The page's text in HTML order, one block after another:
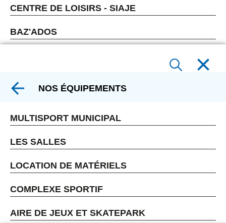
CENTRE DE LOISIRS - SIAJE
BAZ'ADOS
NOS ÉQUIPEMENTS
MULTISPORT MUNICIPAL
LES SALLES
LOCATION DE MATÉRIELS
COMPLEXE SPORTIF
AIRE DE JEUX ET SKATEPARK